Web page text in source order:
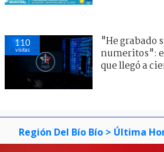
111
visitas
"He grabado
numeritos":
que llegó a
Región Del Bío Bío > Última